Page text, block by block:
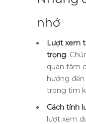
nhớ
Lượt xem
trọng:
quan tâm
hưởng
trong tìm
Cách tính
lượt xem